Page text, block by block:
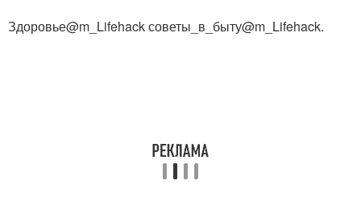
Здоровье@m_Lifehack советы_в_быту@m_Lifehack.